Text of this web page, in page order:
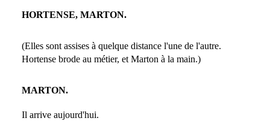
HORTENSE, MARTON.
(Elles sont assises à quelque distance l'une de l'autre.
Hortense brode au métier, et Marton à la main.)
MARTON.
Il arrive aujourd'hui.